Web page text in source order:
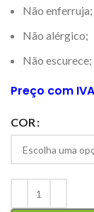
Não enferruja;
Não alérgico;
Não escurece;
Preço com
COR